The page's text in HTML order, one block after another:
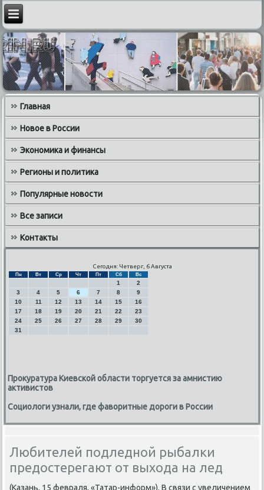
Главная
Новое в России
Экономика и финансы
Регионы и политика
Популярные новости
Все записи
Контакты
Сегодня: Четверг, 6 Августа
Пн Вт Ср Чт Пт Сб Вс
1
2
3
4 5 6 7 8
9
10
11 12 13 14 15
16
17
18 19 20 21 22
23
24
25 26 27 28 29
30
31
Прокуратура Киевской области торгуется за амнистию
активистов
Социологи узнали, где фаворитные дороги в России
Любителей подледной рыбалки
предостерегают от выхода на лед
(Казань, 15 февраля, «Татар-информ»). В связи с увеличением